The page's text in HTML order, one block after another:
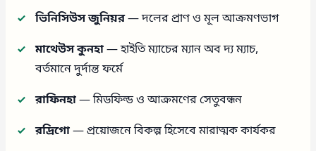
ভিনিসিউস জুনিয়র— দলের প্রাণ ও মূল আক্রমণভাগ
মাথেউস কুনহা— হাইতি ম্যাচের ম্যান অব দ্য ম্যাচ,
বর্তমানে দুর্দান্ত ফর্মে
রাফিনহা— মিডফিল্ড ও আক্রমণের সেতুবন্ধন
রদ্রিগো— প্রয়োজনে বিকল্প হিসেবে মারাত্মক কার্যকর